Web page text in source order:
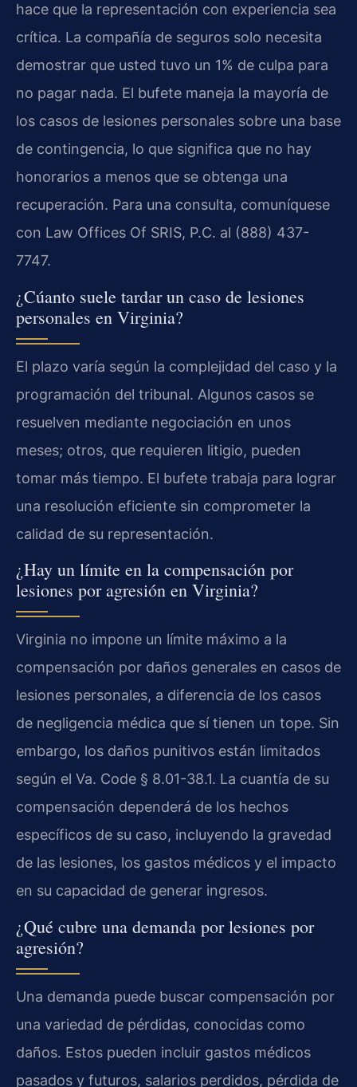
hace que la representación con experiencia sea
crítica. La compañía de seguros solo necesita
demostrar que usted tuvo un 1% de culpa para
no pagar nada. El bufete maneja la mayoría de
los casos de lesiones personales sobre una base
de contingencia, lo que significa que no hay
honorarios a menos que se obtenga una
recuperación. Para una consulta, comuníquese
con Law Offices Of SRIS, P.C. al (888) 437-
7747.
¿Cúanto suele tardar un caso de lesiones
personales en Virginia?
El plazo varía según la complejidad del caso y la
programación del tribunal. Algunos casos se
resuelven mediante negociación en unos
meses; otros, que requieren litigio, pueden
tomar más tiempo. El bufete trabaja para lograr
una resolución eficiente sin comprometer la
calidad de su representación.
¿Hay un límite en la compensación por
lesiones por agresión en Virginia?
Virginia no impone un límite máximo a la
compensación por daños generales en casos de
lesiones personales, a diferencia de los casos
de negligencia médica que sí tienen un tope. Sin
embargo, los daños punitivos están limitados
según el Va. Code § 8.01-38.1. La cuantía de su
compensación dependerá de los hechos
específicos de su caso, incluyendo la gravedad
de las lesiones, los gastos médicos y el impacto
en su capacidad de generar ingresos.
¿Qué cubre una demanda por lesiones por
agresión?
Una demanda puede buscar compensación por
una variedad de pérdidas, conocidas como
daños. Estos pueden incluir gastos médicos
pasados y futuros, salarios perdidos, pérdida de